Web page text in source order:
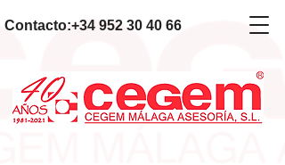
Contacto:+34 952 30 40 66